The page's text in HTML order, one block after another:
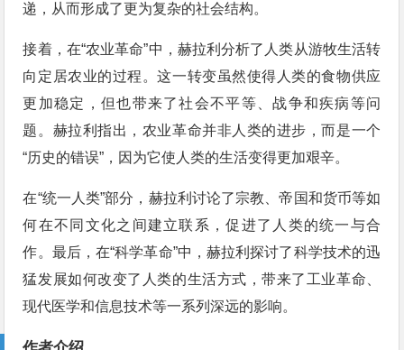
递，从而形成了更为复杂的社会结构。
接着，在“农业革命”中，赫拉利分析了人类从游牧生活转
向定居农业的过程。这一转变虽然使得人类的食物供应
更加稳定，但也带来了社会不平等、战争和疾病等问
题。赫拉利指出，农业革命并非人类的进步，而是一个
“历史的错误”，因为它使人类的生活变得更加艰辛。
在“统一人类”部分，赫拉利讨论了宗教、帝国和货币等如
何在不同文化之间建立联系，促进了人类的统一与合
作。最后，在“科学革命”中，赫拉利探讨了科学技术的迅
猛发展如何改变了人类的生活方式，带来了工业革命、
现代医学和信息技术等一系列深远的影响。